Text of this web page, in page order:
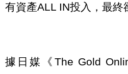
有資產ALL IN投入，最終
據日媒《The Gold